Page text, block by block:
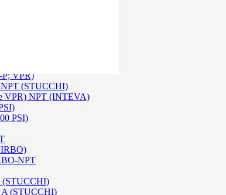
P; VPR)
NPT (STUCCHI)
VPR) NPT (INTEVA)
PSI)
IRBO)
NPT
(STUCCHI)
A (STUCCHI)